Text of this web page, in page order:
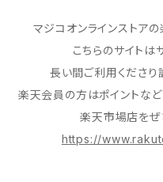
マジコオンラインストア
こちらのサイトは
長い間ご利用くださり
楽天会員の方はポイントな
楽天市場店をぜ
https://